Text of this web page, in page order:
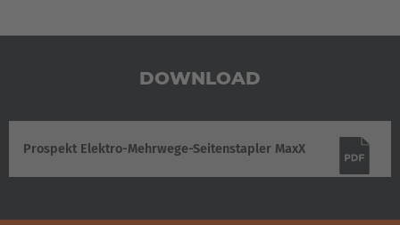
DOWNLOAD
Prospekt Elektro-Mehrwege-Seitenstapler MaxX